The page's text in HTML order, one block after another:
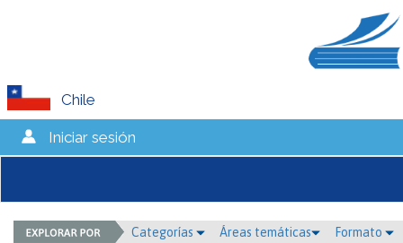
Chile
Iniciar sesión
Categorías Áreas temáticas Formato